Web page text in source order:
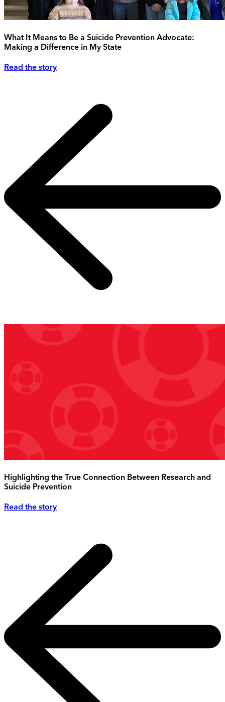
What It Means to Be a Suicide Prevention Advocate:
Making a Difference in My State
Read the story
Highlighting the True Connection Between Research and
Suicide Prevention
Read the story